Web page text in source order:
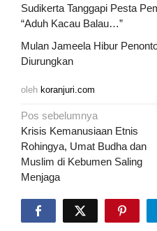
Sudikerta Tanggapi Pesta
“Aduh Kacau Balau…”
Mulan Jameela Hibur
Diurungkan
oleh koranjuri.com
Navigasi
pos
Pos sebelumnya
Krisis Kemanusiaan Etnis
Rohingya, Umat Budha dan
Muslim di Kebumen Saling
Menjaga